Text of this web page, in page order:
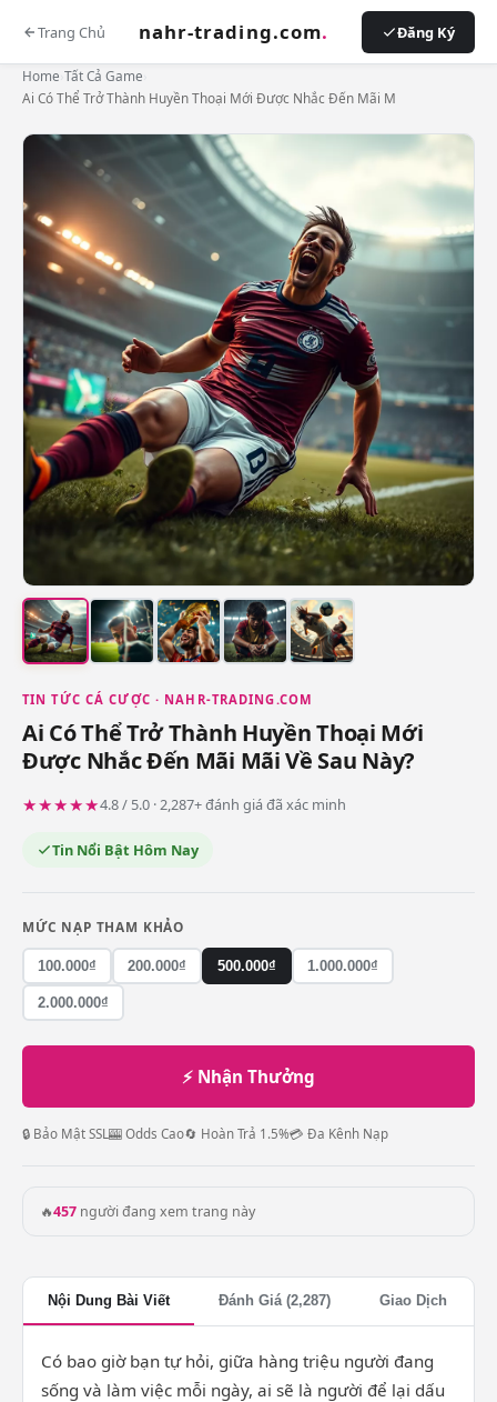
Trang Chủ nahr-trading.com. Đăng Ký
Home Tất Cả Game
Ai Có Thể Trở Thành Huyền Thoại Mới Được Nhắc Đến Mãi M
TIN TỨC CÁ CƯỢC · NAHR-TRADING.COM
Ai Có Thể Trở Thành Huyền Thoại Mới
Được Nhắc Đến Mãi Mãi Về Sau Này?
★★★★★4.8 / 5.0 · 2,287+ đánh giá đã xác minh
Tin Nổi Bật Hôm Nay
MỨC NẠP THAM KHẢO
100.000₫ 200.000₫ 500.000₫ 1.000.000₫
2.000.000₫
⚡ Nhận Thưởng
🔒 Bảo Mật SSL🎰 Odds Cao🔄 Hoàn Trả 1.5%💳 Đa Kênh Nạp
🔥457 người đang xem trang này
Nội Dung Bài Viết Đánh Giá (2,287) Giao Dịch
Có bao giờ bạn tự hỏi, giữa hàng triệu người đang
sống và làm việc mỗi ngày, ai sẽ là người để lại dấu